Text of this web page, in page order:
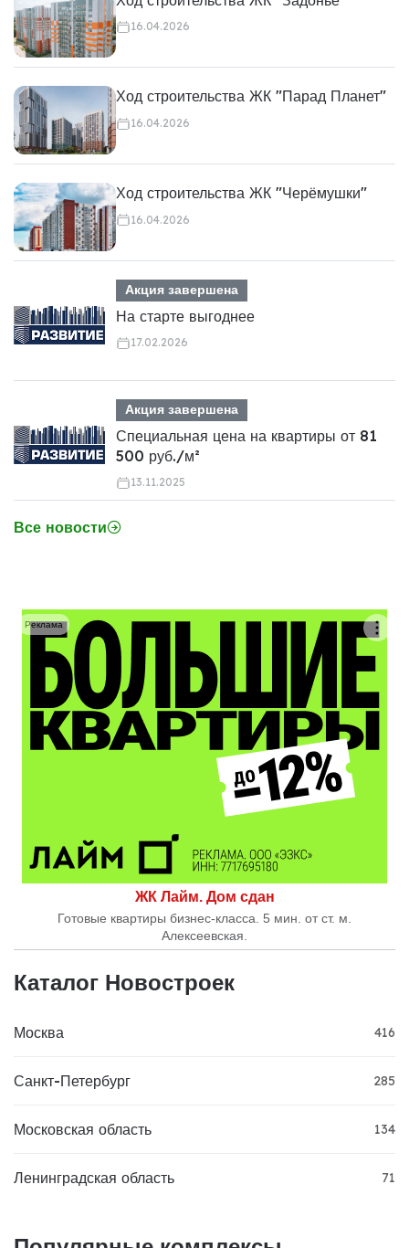
16.04.2026
Ход строительства ЖК "Парад Планет"
16.04.2026
Ход строительства ЖК "Черёмушки"
16.04.2026
Акция завершена
На старте выгоднее
17.02.2026
Акция завершена
Специальная цена на квартиры от 81
500 руб./м²
13.11.2025
Все новости
ЖК Лайм. Дом сдан
Готовые квартиры бизнес-класса. 5 мин. от ст. м.
Алексеевская.
Реклама
Каталог Новостроек
Москва 416
Санкт-Петербург 285
Московская область 134
Ленинградская область 71